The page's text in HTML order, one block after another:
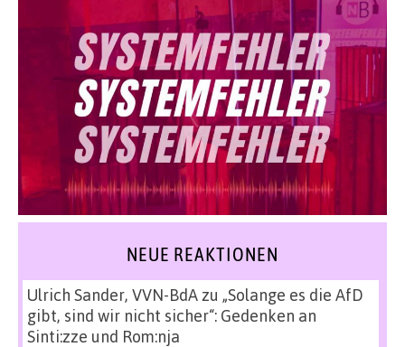
NEUE REAKTIONEN
Ulrich Sander, VVN-BdAzu „Solange es die AfD
gibt, sind wir nicht sicher“: Gedenken an
Sinti:zze und Rom:nja